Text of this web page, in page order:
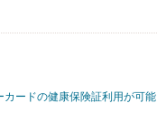
カードの健康保険証利用が可能